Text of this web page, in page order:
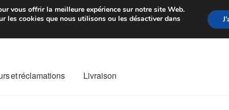
de 7 EUR Du lundi au
et réclamations Livraison
vous offrir la meilleure expérience sur notre site Web.
les cookies que nous utilisons ou les désactiver dans